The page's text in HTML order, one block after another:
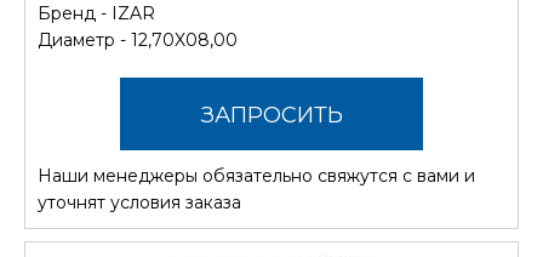
Бренд - IZAR
Диаметр - 12,70X08,00
ЗАПРОСИТЬ
СТОИМОСТЬ
Наши менеджеры обязательно свяжутся с вами и
уточнят условия заказа